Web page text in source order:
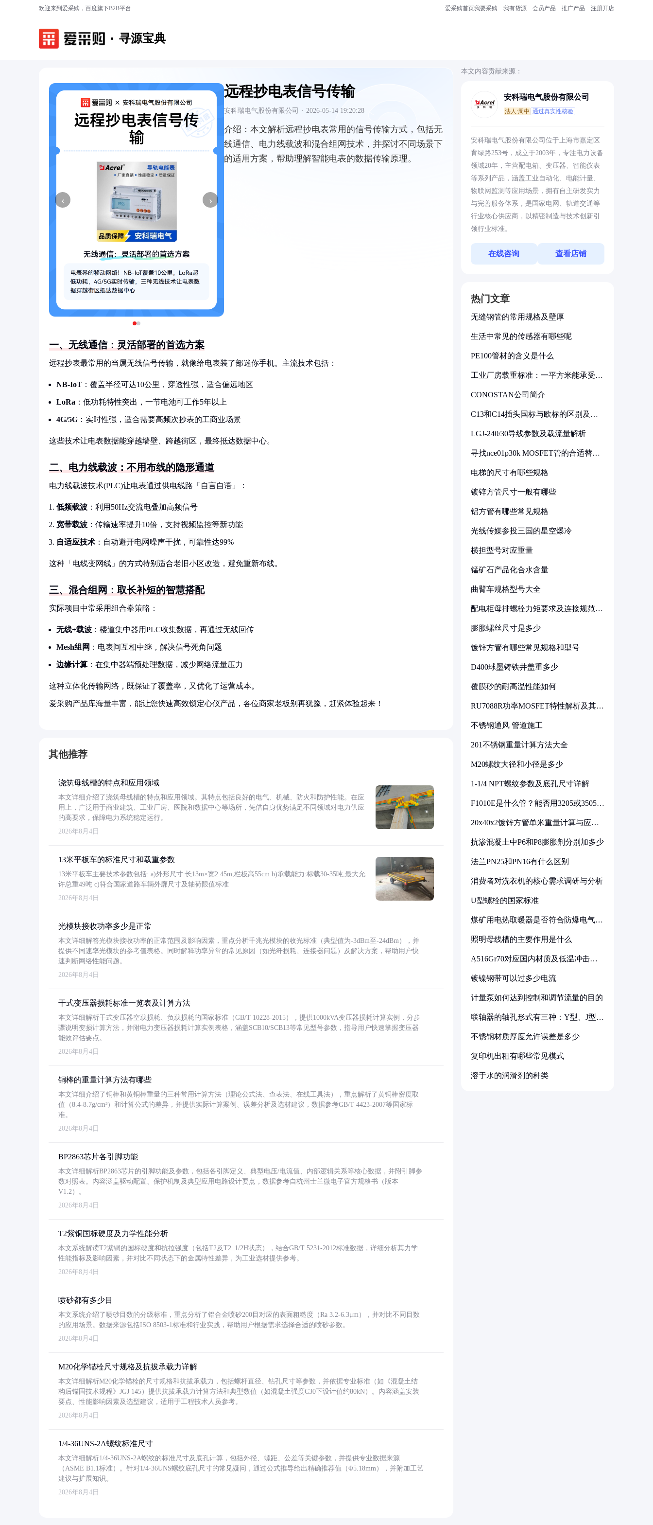
欢迎来到爱采购，百度旗下B2B平台 爱采购首页我要采购 我有货源 会员产品 推广产品 注册开店
寻源宝典
‹ ›
远程抄电表信号传输
安科瑞电气股份有限公司 · 2026-05-14 19:20:28
介绍： 本文解析远程抄电表常用的信号传输方式，包括无
线通信、电力线载波和混合组网技术，并探讨不同场景下
的适用方案，帮助理解智能电表的数据传输原理。
一、无线通信：灵活部署的首选方案
远程抄表最常用的当属无线信号传输，就像给电表装了部迷你手机。主流技术包括：
NB-IoT ：覆盖半径可达10公里，穿透性强，适合偏远地区
LoRa ：低功耗特性突出，一节电池可工作5年以上
4G/5G ：实时性强，适合需要高频次抄表的工商业场景
这些技术让电表数据能穿越墙壁、跨越街区，最终抵达数据中心。
二、电力线载波：不用布线的隐形通道
电力线载波技术(PLC)让电表通过供电线路「自言自语」：
低频载波 ：利用50Hz交流电叠加高频信号
宽带载波 ：传输速率提升10倍，支持视频监控等新功能
自适应技术 ：自动避开电网噪声干扰，可靠性达99%
这种「电线变网线」的方式特别适合老旧小区改造，避免重新布线。
三、混合组网：取长补短的智慧搭配
实际项目中常采用组合拳策略：
无线+载波 ：楼道集中器用PLC收集数据，再通过无线回传
Mesh组网 ：电表间互相中继，解决信号死角问题
边缘计算 ：在集中器端预处理数据，减少网络流量压力
这种立体化传输网络，既保证了覆盖率，又优化了运营成本。
爱采购产品库海量丰富，能让您快速高效锁定心仪产品，各位商家老板别再犹豫，赶紧体验起来！
其他推荐
浇筑母线槽的特点和应用领域
本文详细介绍了浇筑母线槽的特点和应用领域。其特点包括良好的电气、机械、防火和防护性能。在应
用上，广泛用于商业建筑、工业厂房、医院和数据中心等场所，凭借自身优势满足不同领域对电力供应
的高要求，保障电力系统稳定运行。
2026年8月4日
13米平板车的标准尺寸和载重参数
13米平板车主要技术参数包括: a)外形尺寸:长13m×宽2.45m,栏板高55cm b)承载能力:标载30-35吨,最大允
许总重49吨 c)符合国家道路车辆外廓尺寸及轴荷限值标准
2026年8月4日
光模块接收功率多少是正常
本文详细解答光模块接收功率的正常范围及影响因素，重点分析千兆光模块的收光标准（典型值为-3dBm至-24dBm），并
提供不同速率光模块的参考值表格。同时解释功率异常的常见原因（如光纤损耗、连接器问题）及解决方案，帮助用户快
速判断网络性能问题。
2026年8月4日
干式变压器损耗标准一览表及计算方法
本文详细解析干式变压器空载损耗、负载损耗的国家标准（GB/T 10228-2015），提供1000kVA变压器损耗计算实例，分步
骤说明变损计算方法，并附电力变压器损耗计算实例表格，涵盖SCB10/SCB13等常见型号参数，指导用户快速掌握变压器
能效评估要点。
2026年8月4日
铜棒的重量计算方法有哪些
本文详细介绍了铜棒和黄铜棒重量的三种常用计算方法（理论公式法、查表法、在线工具法），重点解析了黄铜棒密度取
值（8.4-8.7g/cm³）和计算公式的差异，并提供实际计算案例、误差分析及选材建议，数据参考GB/T 4423-2007等国家标
准。
2026年8月4日
BP2863芯片各引脚功能
本文详细解析BP2863芯片的引脚功能及参数，包括各引脚定义、典型电压/电流值、内部逻辑关系等核心数据，并附引脚参
数对照表。内容涵盖驱动配置、保护机制及典型应用电路设计要点，数据参考自杭州士兰微电子官方规格书（版本
V1.2）。
2026年8月4日
T2紫铜国标硬度及力学性能分析
本文系统解读T2紫铜的国标硬度和抗拉强度（包括T2及T2_1/2H状态），结合GB/T 5231-2012标准数据，详细分析其力学
性能指标及影响因素，并对比不同状态下的金属特性差异，为工业选材提供参考。
2026年8月4日
喷砂都有多少目
本文系统介绍了喷砂目数的分级标准，重点分析了铝合金喷砂200目对应的表面粗糙度（Ra 3.2-6.3μm），并对比不同目数
的应用场景。数据来源包括ISO 8503-1标准和行业实践，帮助用户根据需求选择合适的喷砂参数。
2026年8月4日
M20化学锚栓尺寸规格及抗拔承载力详解
本文详细解析M20化学锚栓的尺寸规格和抗拔承载力，包括螺杆直径、钻孔尺寸等参数，并依据专业标准（如《混凝土结
构后锚固技术规程》JGJ 145）提供抗拔承载力计算方法和典型数值（如混凝土强度C30下设计值约80kN）。内容涵盖安装
要点、性能影响因素及选型建议，适用于工程技术人员参考。
2026年8月4日
1/4-36UNS-2A螺纹标准尺寸
本文详细解析1/4-36UNS-2A螺纹的标准尺寸及底孔计算，包括外径、螺距、公差等关键参数，并提供专业数据来源
（ASME B1.1标准）。针对1/4-36UNS螺纹底孔尺寸的常见疑问，通过公式推导给出精确推荐值（Φ5.18mm），并附加工艺
建议与扩展知识。
2026年8月4日
本文内容贡献来源：
安科瑞电气股份有限公司
法人:周中 通过真实性核验
安科瑞电气股份有限公司位于上海市嘉定区
育绿路253号，成立于2003年，专注电力设备
领域20年，主营配电箱、变压器、智能仪表
等系列产品，涵盖工业自动化、电能计量、
物联网监测等应用场景，拥有自主研发实力
与完善服务体系，是国家电网、轨道交通等
行业核心供应商，以精密制造与技术创新引
领行业标准。
在线咨询 查看店铺
热门文章
无缝钢管的常用规格及壁厚
生活中常见的传感器有哪些呢
PE100管材的含义是什么
工业厂房载重标准：一平方米能承受多
CONOSTAN公司简介
C13和C14插头国标与欧标的区别及其
LGJ-240/30导线参数及载流量解析
寻找nce01p30k MOSFET管的合适替代
电梯的尺寸有哪些规格
镀锌方管尺寸一般有哪些
铝方管有哪些常见规格
光线传媒参投三国的星空爆冷
横担型号对应重量
锰矿石产品化合水含量
曲臂车规格型号大全
配电柜母排螺栓力矩要求及连接规范详
膨胀螺丝尺寸是多少
镀锌方管有哪些常见规格和型号
D400球墨铸铁井盖重多少
覆膜砂的耐高温性能如何
RU7088R功率MOSFET特性解析及其在
不锈钢通风 管道施工
201不锈钢重量计算方法大全
M20螺纹大径和小径是多少
1-1/4 NPT螺纹参数及底孔尺寸详解
F1010E是什么管？能否用3205或3505代
20x40x2镀锌方管单米重量计算与应用
抗渗混凝土中P6和P8膨胀剂分别加多少
法兰PN25和PN16有什么区别
消费者对洗衣机的核心需求调研与分析
U型螺栓的国家标准
煤矿用电热取暖器是否符合防爆电气设
照明母线槽的主要作用是什么
A516Gr70对应国内材质及低温冲击要
镀镍钢带可以过多少电流
计量泵如何达到控制和调节流量的目的
联轴器的轴孔形式有三种：Y型、J型、
不锈钢材质厚度允许误差是多少
复印机出租有哪些常见模式
溶于水的润滑剂的种类